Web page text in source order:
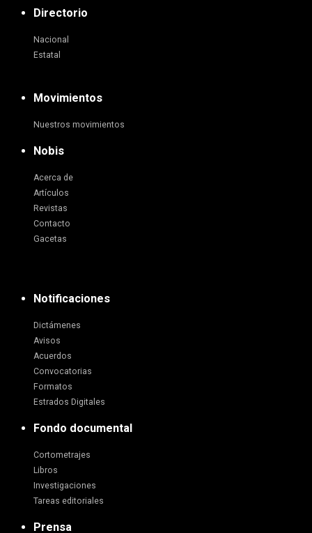
Directorio
Nacional
Estatal
Movimientos
Nuestros movimientos
Nobis
Acerca de
Artículos
Revistas
Contacto
Gacetas
Notificaciones
Dictámenes
Avisos
Acuerdos
Convocatorias
Formatos
Estrados Digitales
Fondo documental
Cortometrajes
Libros
Investigaciones
Tareas editoriales
Prensa